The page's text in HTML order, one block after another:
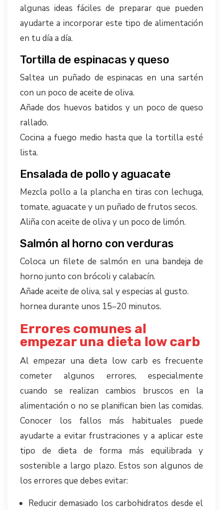
algunas ideas fáciles de preparar que pueden
ayudarte a incorporar este tipo de alimentación
en tu día a día.
Tortilla de espinacas y queso
Saltea un puñado de espinacas en una sartén
con un poco de aceite de oliva.
Añade dos huevos batidos y un poco de queso
rallado.
Cocina a fuego medio hasta que la tortilla esté
lista.
Ensalada de pollo y aguacate
Mezcla pollo a la plancha en tiras con lechuga,
tomate, aguacate y un puñado de frutos secos.
Aliña con aceite de oliva y un poco de limón.
Salmón al horno con verduras
Coloca un filete de salmón en una bandeja de
horno junto con brócoli y calabacín.
Añade aceite de oliva, sal y especias al gusto.
hornea durante unos 15–20 minutos.
Errores comunes al
empezar una dieta low carb
Al empezar una dieta low carb es frecuente
cometer algunos errores, especialmente
cuando se realizan cambios bruscos en la
alimentación o no se planifican bien las comidas.
Conocer los fallos más habituales puede
ayudarte a evitar frustraciones y a aplicar este
tipo de dieta de forma más equilibrada y
sostenible a largo plazo. Estos son algunos de
los errores que debes evitar:
Reducir demasiado los carbohidratos desde el